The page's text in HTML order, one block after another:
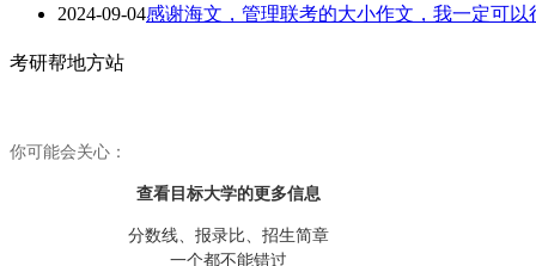
2024-09-04感谢海文，管理联考的大小作文，我一定可以
考研帮地方站
你可能会关心：
查看目标大学的更多信息
分数线、报录比、招生简章
一个都不能错过